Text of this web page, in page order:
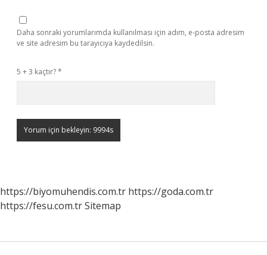
Daha sonraki yorumlarımda kullanılması için adım, e-posta adresim
ve site adresim bu tarayıcıya kaydedilsin.
5 + 3 kaçtır?*
https://biyomuhendis.com.tr https://goda.com.tr
https://fesu.com.trSitemap